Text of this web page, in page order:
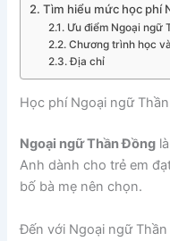
Tìm hiểu mức học phí
Ưu điểm Ngoại ngữ
Chương trình học
Địa chỉ
Học phí Ngoại ngữ
Ngoại ngữ Thần Đồng
Anh dành cho trẻ em
bố bà mẹ nên chọn.
Đến với Ngoại ngữ